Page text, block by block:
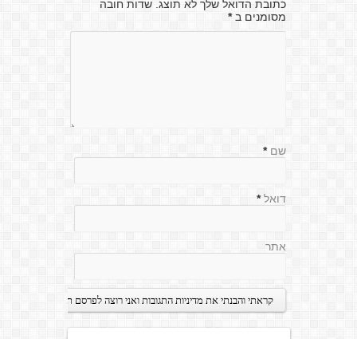
כתובת הדואל שלך לא תוצג. שדות חובה
מסומנים ב*
שם *
דואל *
אתר